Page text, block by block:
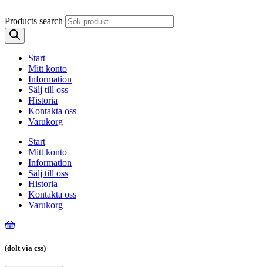
Products search
Start
Mitt konto
Information
Sälj till oss
Historia
Kontakta oss
Varukorg
Start
Mitt konto
Information
Sälj till oss
Historia
Kontakta oss
Varukorg
(dolt via css)